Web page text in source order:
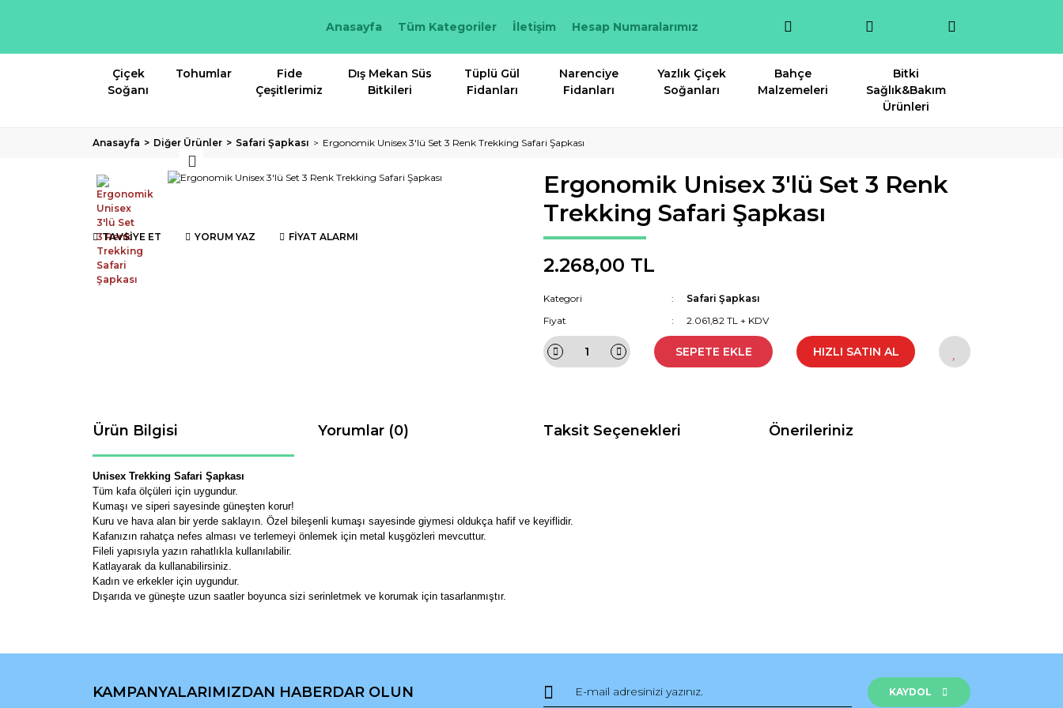
Anasayfa Tüm Kategoriler İletişim Hesap Numaralarımız
Çiçek
Soğanı
Tohumlar
Fide
Çeşitlerimiz
Dış Mekan Süs
Bitkileri
Tüplü Gül
Fidanları
Narenciye
Fidanları
Yazlık Çiçek
Soğanları
Bahçe
Malzemeleri
Bitki
Sağlık&Bakım
Ürünleri
Anasayfa Diğer Ürünler Safari Şapkası Ergonomik Unisex 3'lü Set 3 Renk Trekking Safari Şapkası
TAVSİYE ET YORUM YAZ FİYAT ALARMI
Ergonomik Unisex 3'lü Set 3 Renk
Trekking Safari Şapkası
2.268,00 TL
Kategori
Safari Şapkası
Fiyat
2.061,82 TL + KDV
SEPETE EKLE HIZLI SATIN AL
Ürün Bilgisi Yorumlar (0) Taksit Seçenekleri Önerileriniz
Unisex Trekking Safari Şapkası
Tüm kafa ölçüleri için uygundur.
Kumaşı ve siperi sayesinde güneşten korur!
Kuru ve hava alan bir yerde saklayın. Özel bileşenli kumaşı sayesinde giymesi oldukça hafif ve keyiflidir.
Kafanızın rahatça nefes alması ve terlemeyi önlemek için metal kuşgözleri mevcuttur.
Fileli yapısıyla yazın rahatlıkla kullanılabilir.
Katlayarak da kullanabilirsiniz.
Kadın ve erkekler için uygundur.
Dışarıda ve güneşte uzun saatler boyunca sizi serinletmek ve korumak için tasarlanmıştır.
Görüş ve önerileriniz için teşekkür ederiz.
Ürün resmi kalitesiz, bozuk veya görüntülenemiyor.
KAMPANYALARIMIZDAN HABERDAR OLUN KAYDOL